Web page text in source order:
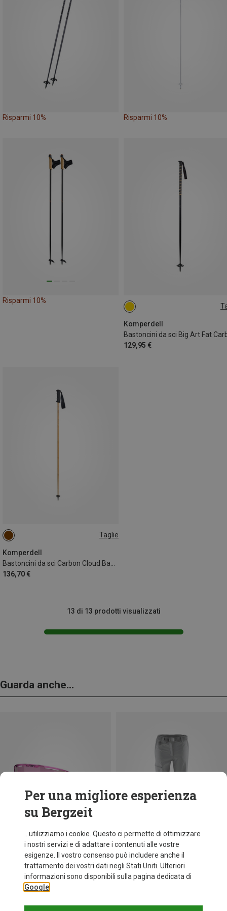
Risparmi 10% Risparmi 10%
Risparmi 10%
Komperdell
Bastoncini da sci Big Art Fat
129,95 €
110CM
Taglie
Komperdell
136,70 €
110CM
13 di 13 prodotti visualizzati
Guarda anche...
+12 Taglie
ONE SIZE
fino a 29%
Per una migliore esperienza
su Bergzeit
...utilizziamo i cookie. Questo ci permette di ottimizzare
i nostri servizi e di adattare i contenuti alle vostre
esigenze. Il vostro consenso può includere anche il
trattamento dei vostri dati negli Stati Uniti. Ulteriori
informazioni sono disponibili sulla pagina dedicata di
Google